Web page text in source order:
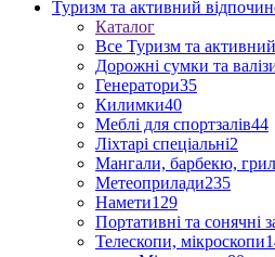
Туризм та активний
Каталог
Все Туризм та
Дорожні сумки та
Генератори35
Килимки40
Меблі для спортзалів44
Ліхтарі спеціальні2
Мангали, барбекю,
Метеоприлади235
Намети129
Портативні та сонячні
Телескопи, мікроскопи